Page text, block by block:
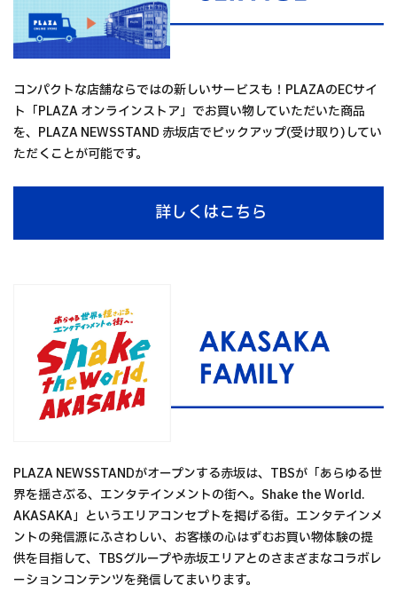
コンパクトな店舗ならではの新しいサービスも！PLAZAのECサイ
ト「PLAZA オンラインストア」でお買い物していただいた商品
を、PLAZA NEWSSTAND 赤坂店でピックアップ(受け取り)してい
ただくことが可能です。
詳しくはこちら
PLAZA NEWSSTANDがオープンする赤坂は、TBSが「あらゆる世
界を揺さぶる、エンタテインメントの街へ。Shake the World.
AKASAKA」というエリアコンセプトを掲げる街。エンタテインメ
ントの発信源にふさわしい、お客様の心はずむお買い物体験の提
供を目指して、TBSグループや赤坂エリアとのさまざまなコラボレ
ーションコンテンツを発信してまいります。